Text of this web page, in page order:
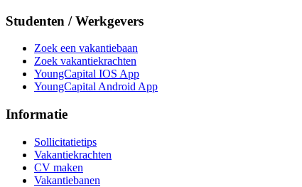
Studenten / Werkgevers
Zoek een vakantiebaan
Zoek vakantiekrachten
YoungCapital IOS App
YoungCapital Android App
Informatie
Sollicitatietips
Vakantiekrachten
CV maken
Vakantiebanen